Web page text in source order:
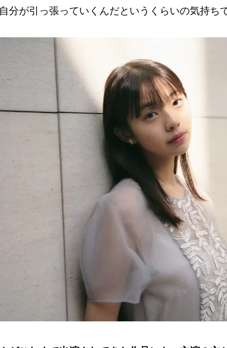
分が引っ張っていくんだというくらいの気持ち